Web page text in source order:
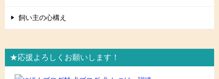
飼い主の心構え
★応援よろしくお願いします！